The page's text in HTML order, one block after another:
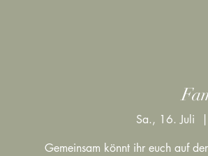
Sa., 16. Juli
Gemeinsam könnt ihr euch auf